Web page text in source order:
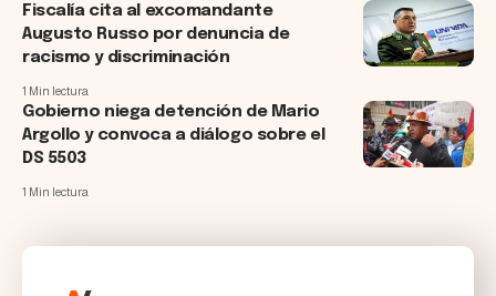
Fiscalía cita al excomandante
Augusto Russo por denuncia de
racismo y discriminación
1 Min lectura
Gobierno niega detención de Mario
Argollo y convoca a diálogo sobre el
DS 5503
1 Min lectura